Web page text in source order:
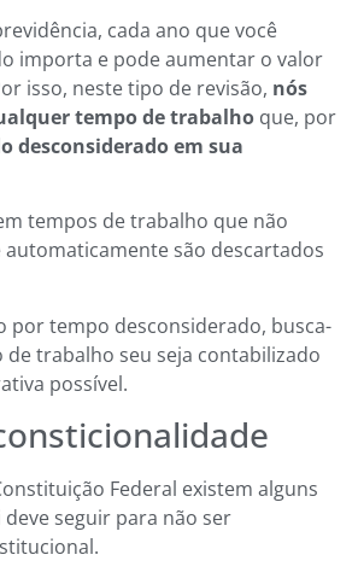
cada ano que você
importa e pode aumentar o valor
isso, neste tipo de revisão, nós
tempo de trabalho que, por
desconsiderado em sua
tempos de trabalho que não
automaticamente são descartados
por tempo desconsiderado, busca-
de trabalho seu seja contabilizado
possível.
Federal existem alguns
seguir para não ser